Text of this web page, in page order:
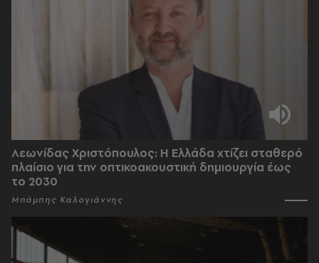
Λεωνίδας Χριστόπουλος: Η Ελλάδα χτίζει σταθερό
πλαίσιο για την οπτικοακουστική δημιουργία έως
το 2030
Μπάμπης Καλογιάννης